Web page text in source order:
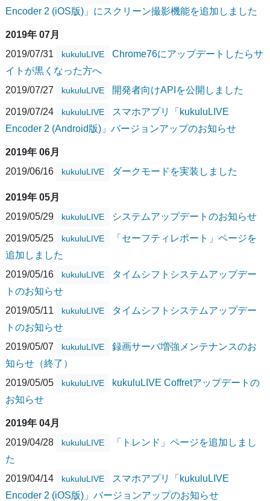
Encoder 2 (iOS版)」にスクリーン撮影機能を追加しました
2019年 07月
2019/07/31
kukuluLIVE
Chrome76にアップデートしたらサ
イトが黒くなった方へ
2019/07/27
kukuluLIVE 開発者向けAPIを公開しました
2019/07/24 kukuluLIVE
スマホアプリ「kukuluLIVE
Encoder 2 (Android版)」バージョンアップのお知らせ
2019年 06月
2019/06/16
kukuluLIVE ダークモードを実装しました
2019年 05月
2019/05/29
kukuluLIVE システムアップデートのお知らせ
2019/05/25 kukuluLIVE
「セーフティレポート」ページを
追加しました
2019/05/16
kukuluLIVE
タイムシフトシステムアップデー
トのお知らせ
2019/05/11
kukuluLIVE
タイムシフトシステムアップデー
トのお知らせ
2019/05/07
kukuluLIVE
録画サーバ増強メンテナンスのお
知らせ（終了）
2019/05/05
kukuluLIVE
kukuluLIVE Coffretアップデートの
お知らせ
2019年 04月
2019/04/28
kukuluLIVE
「トレンド」ページを追加しまし
た
2019/04/14
kukuluLIVE
スマホアプリ「kukuluLIVE
Encoder 2 (iOS版)」バージョンアップのお知らせ